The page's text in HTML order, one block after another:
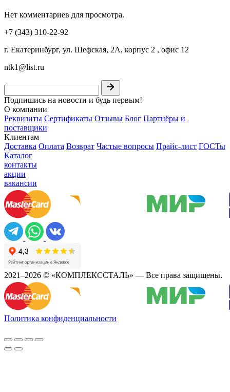
Нет комментариев для просмотра.
+7 (343) 310-22-92
г. Екатеринбург, ул. Шефская, 2А, корпус 2 , офис 12
ntk1@list.ru
Подпишись на новости и будь первым!
О компании
Реквизиты Сертификаты Отзывы Блог Партнёры и
поставщики
Клиентам
Доставка Оплата Возврат Частые вопросы Прайс-лист ГОСТы
Каталог
контакты
акции
вакансии
2021–2026 © «КОМПЛЕКССТАЛЬ» — Все права защищены.
Политика конфиденциальности